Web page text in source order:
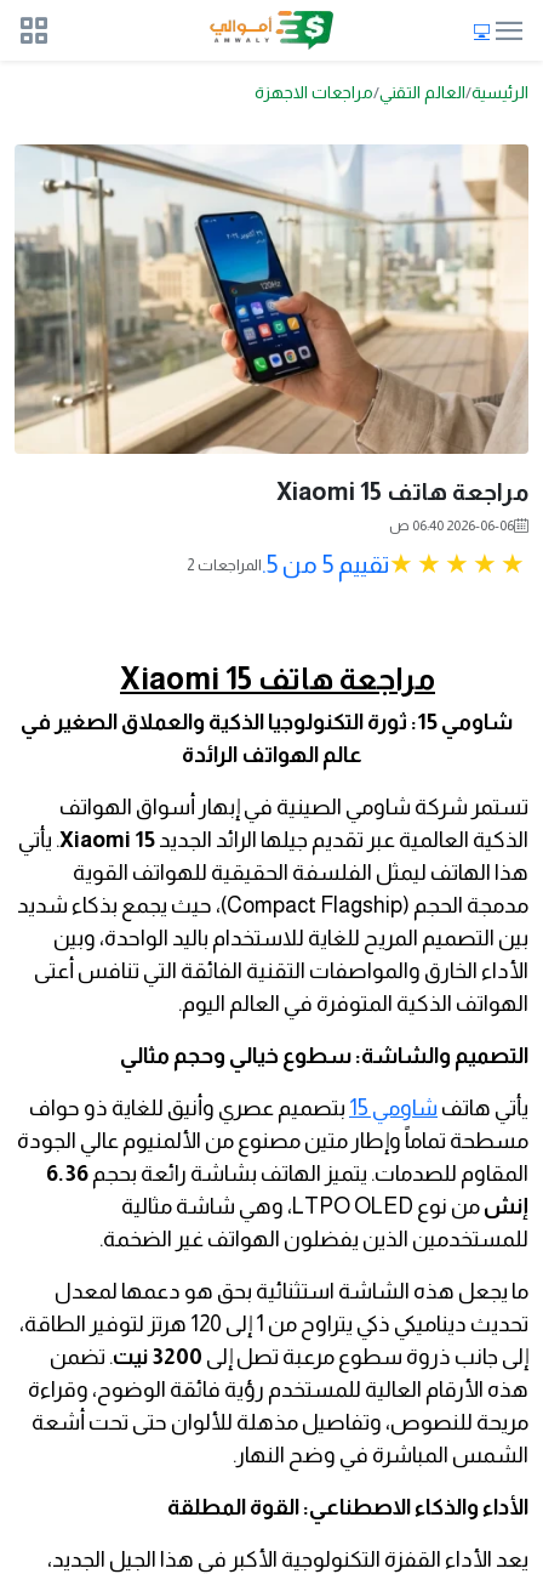
الرئيسية العالم التقني مراجعات الاجهزة
مراجعة هاتف Xiaomi 15
2026-06-06 06:40 ص
تقييم 5 من 5. 2 المراجعات
مراجعة هاتف Xiaomi 15
شاومي 15: ثورة التكنولوجيا الذكية والعملاق الصغير في
عالم الهواتف الرائدة
تستمر شركة شاومي الصينية في إبهار أسواق الهواتف
الذكية العالمية عبر تقديم جيلها الرائد الجديد Xiaomi 15. يأتي
هذا الهاتف ليمثل الفلسفة الحقيقية للهواتف القوية
مدمجة الحجم (Compact Flagship)، حيث يجمع بذكاء شديد
بين التصميم المريح للغاية للاستخدام باليد الواحدة، وبين
الأداء الخارق والمواصفات التقنية الفائقة التي تنافس أعتى
الهواتف الذكية المتوفرة في العالم اليوم.
التصميم والشاشة: سطوع خيالي وحجم مثالي
يأتي هاتف شاومي 15
بتصميم عصري وأنيق للغاية ذو حواف
مسطحة تماماً وإطار متين مصنوع من الألمنيوم عالي الجودة
المقاوم للصدمات. يتميز الهاتف بشاشة رائعة بحجم 6.36
إنش
من نوع LTPO OLED، وهي شاشة مثالية
للمستخدمين الذين يفضلون الهواتف غير الضخمة.
ما يجعل هذه الشاشة استثنائية بحق هو دعمها لمعدل
تحديث ديناميكي ذكي يتراوح من 1 إلى 120 هرتز لتوفير الطاقة،
إلى جانب ذروة سطوع مرعبة تصل إلى 3200 نيت
. تضمن
هذه الأرقام العالية للمستخدم رؤية فائقة الوضوح، وقراءة
مريحة للنصوص، وتفاصيل مذهلة للألوان حتى تحت أشعة
الشمس المباشرة في وضح النهار.
الأداء والذكاء الاصطناعي: القوة المطلقة
يعد الأداء القفزة التكنولوجية الأكبر في هذا الجيل الجديد،